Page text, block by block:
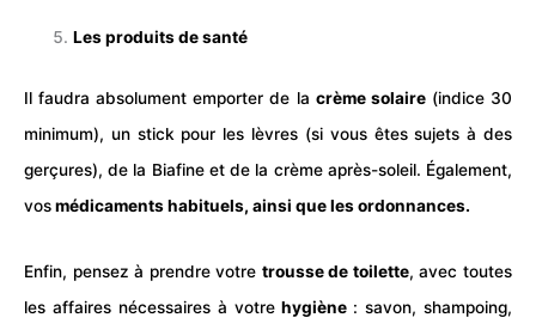
Les produits de santé
Il faudra absolument emporter de la crème solaire(indice 30
minimum), un stick pour les lèvres (si vous êtes sujets à des
gerçures), de la Biafine et de la crème après-soleil. Également,
vosmédicaments habituels, ainsi que les ordonnances.
Enfin, pensez à prendre votre trousse de toilette, avec toutes
les affaires nécessaires à votrehygiène : savon, shampoing,